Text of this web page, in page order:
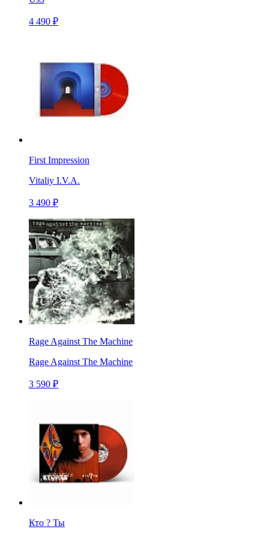
4 490 ₽
First Impression
Vitaliy I.V.A.
3 490 ₽
Rage Against The Machine
Rage Against The Machine
3 590 ₽
Кто ? Ты